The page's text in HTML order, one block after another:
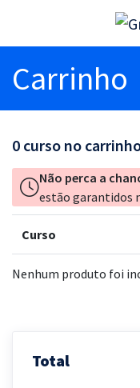
Carrinho
0 curso no
Não perca a
estão garantidos
Curso
Nenhum produto foi
Total